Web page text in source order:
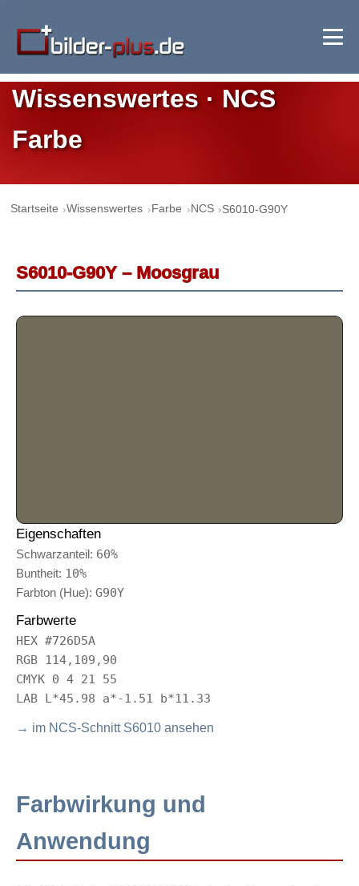
Wissenswertes · NCS
Farbe
Startseite Wissenswertes Farbe NCS S6010-G90Y
S6010-G90Y – Moosgrau
Eigenschaften
Schwarzanteil: 60%
Buntheit: 10%
Farbton (Hue): G90Y
Farbwerte
HEX #726D5A
RGB 114,109,90
CMYK 0 4 21 55
LAB L*45.98 a*-1.51 b*11.33
→ im NCS-Schnitt S6010 ansehen
Farbwirkung und
Anwendung